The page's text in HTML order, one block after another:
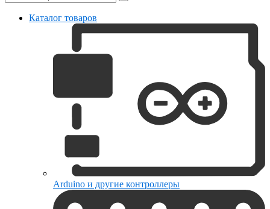
Каталог товаров
Arduino и другие контроллеры